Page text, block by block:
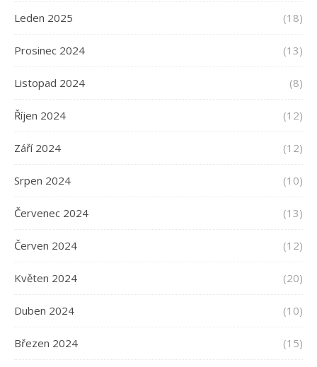
Leden 2025 (18)
Prosinec 2024 (13)
Listopad 2024 (8)
Říjen 2024 (12)
Září 2024 (12)
Srpen 2024 (10)
Červenec 2024 (13)
Červen 2024 (12)
Květen 2024 (20)
Duben 2024 (10)
Březen 2024 (15)